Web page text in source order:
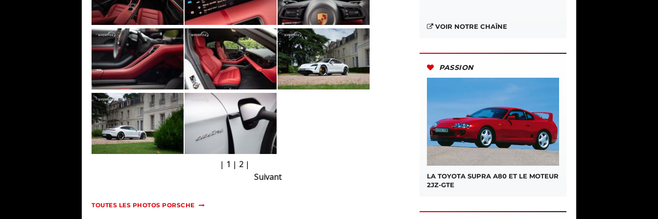
| 1 | 2 |
Suivant
TOUTES LES PHOTOS PORSCHE
VOIR NOTRE CHAÎNE
PASSION
LA TOYOTA SUPRA A80 ET LE MOTEUR
2JZ-GTE